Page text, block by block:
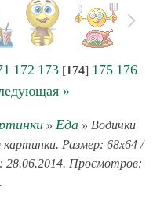
172 173[174] 175 176
»
» Еда» Водички
Размер: 68x64 /
28.06.2014. Просмотров: